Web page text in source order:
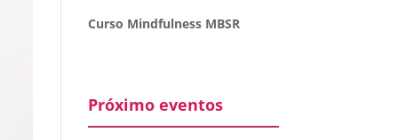
Curso Mindfulness MBSR
Próximo eventos